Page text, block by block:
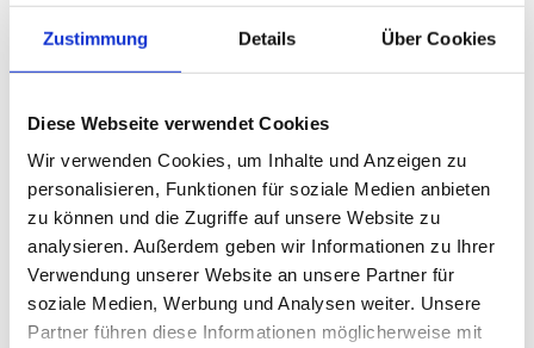
Zustimmung Details Über Cookies
Diese Webseite verwendet Cookies
Wir verwenden Cookies, um Inhalte und Anzeigen zu
personalisieren, Funktionen für soziale Medien anbieten
zu können und die Zugriffe auf unsere Website zu
analysieren. Außerdem geben wir Informationen zu Ihrer
Verwendung unserer Website an unsere Partner für
soziale Medien, Werbung und Analysen weiter. Unsere
Partner führen diese Informationen möglicherweise mit
Erhältlich ist der Spritz ab sofort als 3er-Pack mit 0,2-Liter-
Flaschen. Für den Handel ist ein Zweitplatzierungsdisplay im
Vertriebsschwerpunkt liegt nach Unternehmensangaben auf
Darüber hinaus soll das Produkt bundesweit im Handel sowie
über „Amazon“ verfügbar sein. Für die Gastronomie ist der Bezug
über den Getränkefachgroßhandel möglich.
Mit dem Produkt reagiert die „Hardenberg-Wilthen AG“ auf die
Entwicklung im Markt für Ready-to-Drink-Getränke und Aperitifs.
Das Segment gilt im Spirituosenbereich als wichtiger